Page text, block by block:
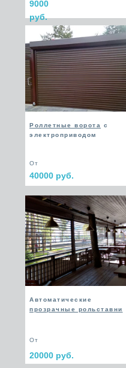
9000
руб.
40000 руб.
Роллетные ворота с
электроприводом
От
20000 руб.
Автоматические
прозрачные рольставни
От